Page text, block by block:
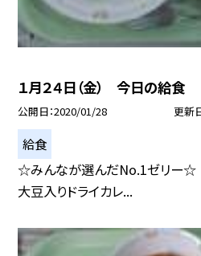
１月２４日（金） 今日の給食
公開日 2020/01/28 更新
給食
☆みんなが選んだNo.1ゼリー☆ ・
大豆入りドライカレ...